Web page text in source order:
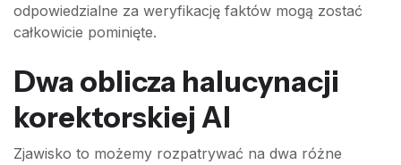
odpowiedzialne za weryfikację faktów mogą zostać
całkowicie pominięte.
Dwa oblicza halucynacji
korektorskiej AI
Zjawisko to możemy rozpatrywać na dwa różne